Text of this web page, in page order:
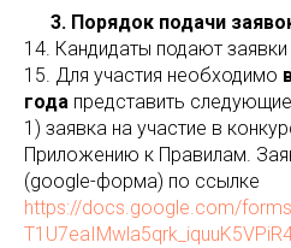
3. Порядок подачи
14. Кандидаты подают
15. Для участия необходимо
года представить
1) заявка на участие в
Приложению к Правилам.
(google-форма) по ссылке
https://docs.google.com/